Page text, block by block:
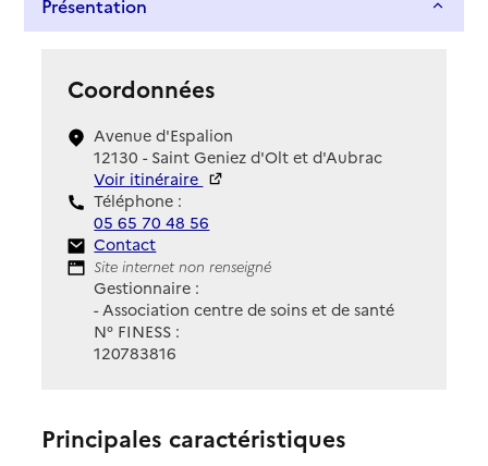
Présentation
Coordonnées
Avenue d'Espalion
12130 - Saint Geniez d'Olt et d'Aubrac
Voir itinéraire
Téléphone :
05 65 70 48 56
Contact
Contact
Site Internet
Site internet non renseigné
Gestionnaire :
- Association centre de soins et de santé
N° FINESS :
120783816
Principales caractéristiques